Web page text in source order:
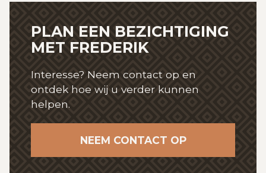
PLAN EEN BEZICHTIGING
MET FREDERIK
Interesse? Neem contact op en
ontdek hoe wij u verder kunnen
helpen.
NEEM CONTACT OP